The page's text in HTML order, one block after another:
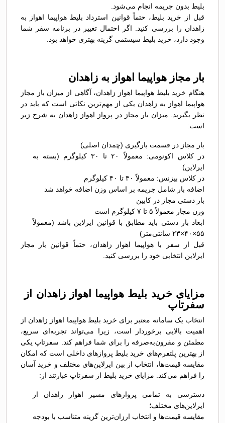
بلیط بدون جریمه انجام می‌شود.
قبل از خرید بلیط، حتماً قوانین استرداد بلیط هواپیما اهواز به
زاهدان را بررسی کنید. اگر احتمال تغییر در برنامه سفر شما
وجود دارد، خرید بلیط سیستمی گزینه بهتری خواهد بود.
بار مجاز هواپیما اهواز به زاهدان
هنگام خرید بلیط هواپیما اهواز زاهدان، آگاهی از میزان باز مجاز
هواپیما اهواز به زاهدان یکی از مهم‌ترین نکاتی است که باید در
نظر بگیرید. میزان بار مجاز در پرواز اهواز زاهدان به شرح زیر
است:
بار مجاز در قسمت بارگیری (چمدان اصلی)
در کلاس اکونومی: معمولاً ۲۰ تا ۳۰ کیلوگرم (بسته به
ایرلاین)
در کلاس بیزنس: معمولاً ۳۰ تا ۴۰ کیلوگرم
اضافه بار شامل جریمه بر اساس وزن اضافه خواهد شد
بار دستی مجاز در کابین
وزن مجاز معمولاً ۵ تا ۷ کیلوگرم است
ابعاد بار دستی باید مطابق با قوانین ایرلاین باشد (معمولاً
۵۵×۴۰×۲۳ سانتی‌متر)
قبل از سفر با هواپیما اهواز زاهدان، حتماً قوانین بار مجاز
ایرلاین انتخابی خود را بررسی کنید.
مزایای خرید بلیط هواپیما اهواز زاهدان از
سفرتاپ
انتخاب یک سامانه معتبر برای خرید بلیط هواپیما اهواز زاهدان از
اهمیت بالایی برخوردار است، زیرا می‌تواند تجربه‌ای سریع،
مطمئن و مقرون‌به‌صرفه را برای شما فراهم کند. سفرتاپ یکی
از بهترین پلتفرم‌های خرید بلیط پروازهای داخلی است که امکان
مقایسه قیمت‌ها، انتخاب از بین ایرلاین‌های مختلف و خرید آسان
را فراهم می‌کند. مزایای خرید بلیط از سفرتاپ عبارتند از:
دسترسی به تمامی پروازهای مسیر اهواز زاهدان از
ایرلاین‌های مختلف؛
مقایسه قیمت‌ها و انتخاب ارزان‌ترین گزینه متناسب با بودجه